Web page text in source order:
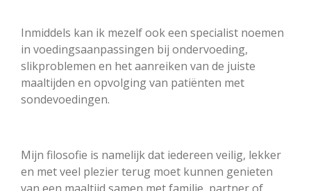
Inmiddels kan ik mezelf ook een specialist noemen
in voedingsaanpassingen bij ondervoeding,
slikproblemen en het aanreiken van de juiste
maaltijden en opvolging van patiënten met
sondevoedingen.
Mijn filosofie is namelijk dat iedereen veilig, lekker
en met veel plezier terug moet kunnen genieten